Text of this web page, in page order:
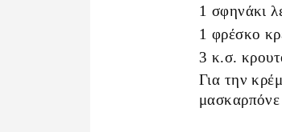
1 σφηνάκι
1 φρέσκο
3 κ.σ.
Για την
μασκαρπόνε